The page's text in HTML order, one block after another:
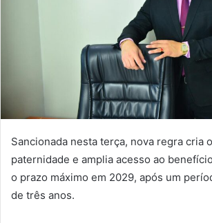
Sancionada nesta terça, nova regra cria
paternidade e amplia acesso ao
o prazo máximo em 2029, após um
de três anos.